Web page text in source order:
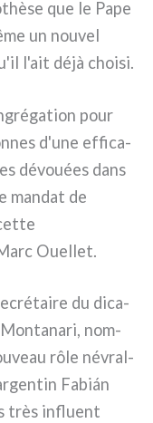
que le Pape
un nou­vel
l'ait déjà choi­si.
pour
d'une effi­ca­
dévouées dans
man­dat de
Ouellet.
du dica­
nom­
rôle névral­
Fabián
très influent